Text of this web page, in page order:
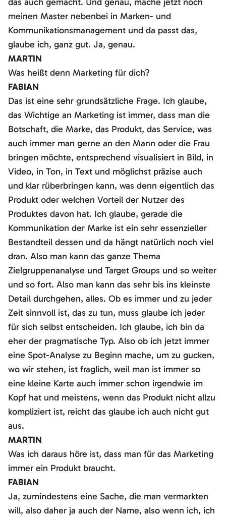
meinen Master nebenbei in Marken- und
Kommunikationsmanagement und da passt das,
glaube ich, ganz gut. Ja, genau.
MARTIN
Was heißt denn Marketing für dich?
FABIAN
Das ist eine sehr grundsätzliche Frage. Ich glaube,
das Wichtige an Marketing ist immer, dass man die
Botschaft, die Marke, das Produkt, das Service, was
auch immer man gerne an den Mann oder die Frau
bringen möchte, entsprechend visualisiert in Bild, in
Video, in Ton, in Text und möglichst präzise auch
und klar rüberbringen kann, was denn eigentlich das
Produkt oder welchen Vorteil der Nutzer des
Produktes davon hat. Ich glaube, gerade die
Kommunikation der Marke ist ein sehr essenzieller
Bestandteil dessen und da hängt natürlich noch viel
dran. Also man kann das ganze Thema
Zielgruppenanalyse und Target Groups und so weiter
und so fort. Also man kann das sehr bis ins kleinste
Detail durchgehen, alles. Ob es immer und zu jeder
Zeit sinnvoll ist, das zu tun, muss glaube ich jeder
für sich selbst entscheiden. Ich glaube, ich bin da
eher der pragmatische Typ. Also ob ich jetzt immer
eine Spot-Analyse zu Beginn mache, um zu gucken,
wo wir stehen, ist fraglich, weil man ist immer so
eine kleine Karte auch immer schon irgendwie im
Kopf hat und meistens, wenn das Produkt nicht allzu
kompliziert ist, reicht das glaube ich auch nicht gut
aus.
MARTIN
Was ich daraus höre ist, dass man für das Marketing
immer ein Produkt braucht.
FABIAN
Ja, zumindestens eine Sache, die man vermarkten
will, also daher ja auch der Name, also wenn ich, ich